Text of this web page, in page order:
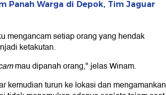
Panah Warga di Depok, Tim Jaguar
mengancam setiap orang yang hendak
ketakutan.
mau dipanah orang," jelas Winam.
kemudian turun ke lokasi dan mengamankan